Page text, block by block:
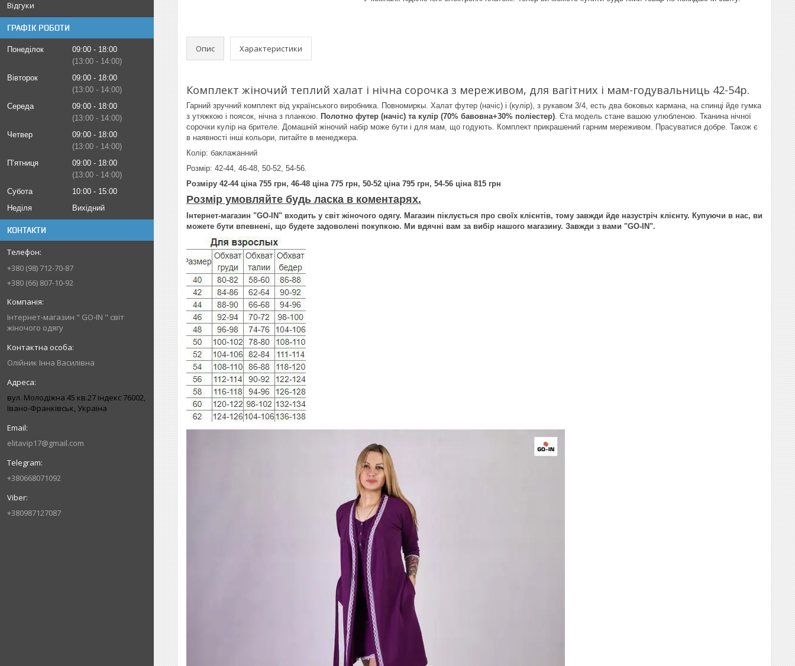
Відгуки
ГРАФІК РОБОТИ
Понеділок 09:00
18:00
13:00
14:00
Вівторок
09:00
18:00
13:00
14:00
Середа
09:00
18:00
13:00
14:00
Четвер
09:00
18:00
13:00
14:00
Пʼятниця
09:00
18:00
13:00
14:00
Субота
10:00
15:00
Неділя
Вихідний
КОНТАКТИ
+380 (98) 712-70-87
+380 (66) 807-10-92
Інтернет-магазин " GO-IN " світ
жіночого одягу
Олійник Інна Василівна
вул. Молодіжна 45 кв.27 індекс 76002,
Івано-Франківськ, Україна
elitavip17@gmail.com
+380668071092
+380987127087
Опис Характеристики
Комплект жіночий теплий халат і нічна сорочка з мереживом, для вагітних і мам-годувальниць 42-54р.
Гарний зручний комплект від українського виробника. Повномиркы. Халат футер (начіс) і (кулір), з рукавом 3/4, есть два боковых кармана, на спинці йде гумка
з утяжкою і поясок, нічна з планкою. Полотно футер (начіс) та кулір (70% бавовна+30% поліестер). Єта модель стане вашою улюбленою. Тканина нічної
сорочки кулір на брителе. Домашній жіночий набір може бути і для мам, що годують. Комплект прикрашений гарним мереживом. Прасуватися добре. Також є
в наявності інші кольори, питайте в менеджера.
Колір: баклажанний
Розмір: 42-44, 46-48, 50-52, 54-56.
Розміру 42-44 ціна 755 грн, 46-48 ціна 775 грн, 50-52 ціна 795 грн, 54-56 ціна 815 грн
Розмір умовляйте будь ласка в коментарях.
Інтернет-магазин "GO-IN" входить у світ жіночого одягу. Магазин піклується про своїх клієнтів, тому завжди йде назустріч клієнту. Купуючи в нас, ви
можете бути впевнені, що будете задоволені покупкою. Ми вдячні вам за вибір нашого магазину. Завжди з вами "GO-IN".